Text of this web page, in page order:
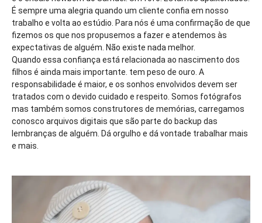
É sempre uma alegria quando um cliente confia em nosso
trabalho e volta ao estúdio. Para nós é uma confirmação de que
fizemos os que nos propusemos a fazer e atendemos às
expectativas de alguém. Não existe nada melhor.
Quando essa confiança está relacionada ao nascimento dos
filhos é ainda mais importante. tem peso de ouro. A
responsabilidade é maior, e os sonhos envolvidos devem ser
tratados com o devido cuidado e respeito. Somos fotógrafos
mas também somos construtores de memórias, carregamos
conosco arquivos digitais que são parte do backup das
lembranças de alguém. Dá orgulho e dá vontade trabalhar mais
e mais.